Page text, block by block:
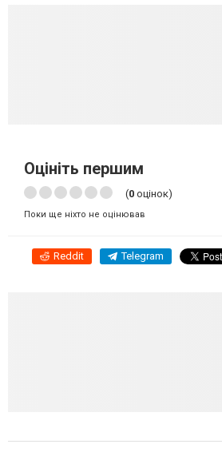
Оцініть першим
(0 оцінок)
Поки ще ніхто не оцінював
Reddit Telegram